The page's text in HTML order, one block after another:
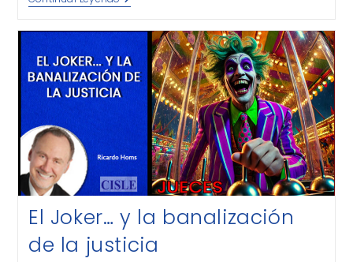
MUNDO
REVÉS…
FIN
DE
UNA
ERA
El Joker… y la banalización
de la justicia